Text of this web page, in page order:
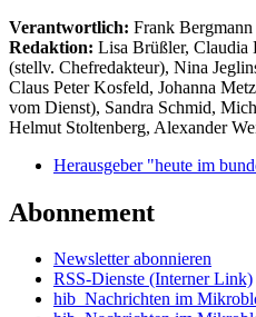
Verantwortlich: Frank
Redaktion: Lisa Brüßler, Claudia
(stellv. Chefredakteur), Nina
Claus Peter Kosfeld, Johanna
vom Dienst), Sandra Schmid,
Helmut Stoltenberg, Alexander
Herausgeber "heute im
Abonnement
Newsletter abonnieren
RSS-Dienste (Interner Link)
hib_Nachrichten im